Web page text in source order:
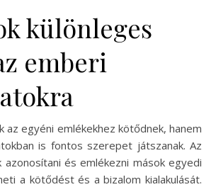
különleges
emberi
az egyéni emlékekhez kötődnek, hanem
is fontos szerepet játszanak. Az
és emlékezni mások egyedi
a kötődést és a bizalom kialakulását.